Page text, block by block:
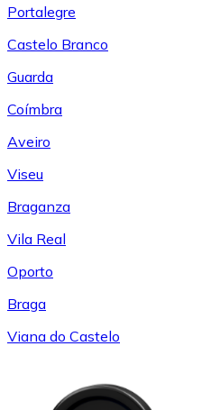
Portalegre
Castelo Branco
Guarda
Coímbra
Aveiro
Viseu
Braganza
Vila Real
Oporto
Braga
Viana do Castelo